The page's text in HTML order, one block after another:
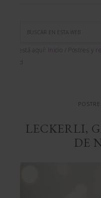
Usted está aquí: Inicio Postres y
Navidad
LECKERLI,
DE